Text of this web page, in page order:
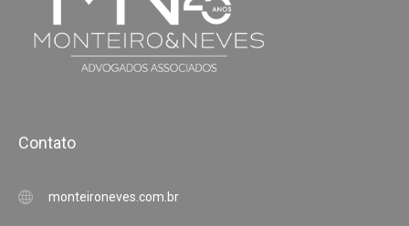
Contato
monteironeves.com.br